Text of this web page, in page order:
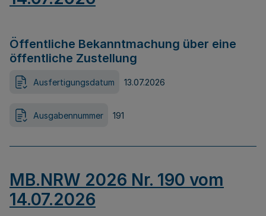
Öffentliche Bekanntmachung über eine
öffentliche Zustellung
Ausfertigungsdatum 13.07.2026
Ausgabennummer 191
MB.NRW 2026 Nr. 190 vom
14.07.2026